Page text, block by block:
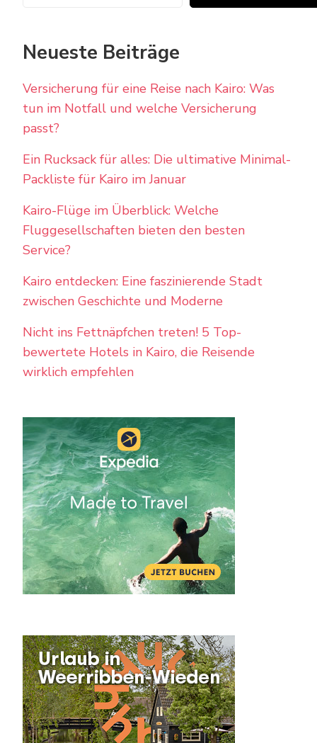
Neueste Beiträge
Versicherung für eine Reise nach Kairo: Was
tun im Notfall und welche Versicherung
passt?
Ein Rucksack für alles: Die ultimative Minimal-
Packliste für Kairo im Januar
Kairo-Flüge im Überblick: Welche
Fluggesellschaften bieten den besten
Service?
Kairo entdecken: Eine faszinierende Stadt
zwischen Geschichte und Moderne
Nicht ins Fettnäpfchen treten! 5 Top-
bewertete Hotels in Kairo, die Reisende
wirklich empfehlen